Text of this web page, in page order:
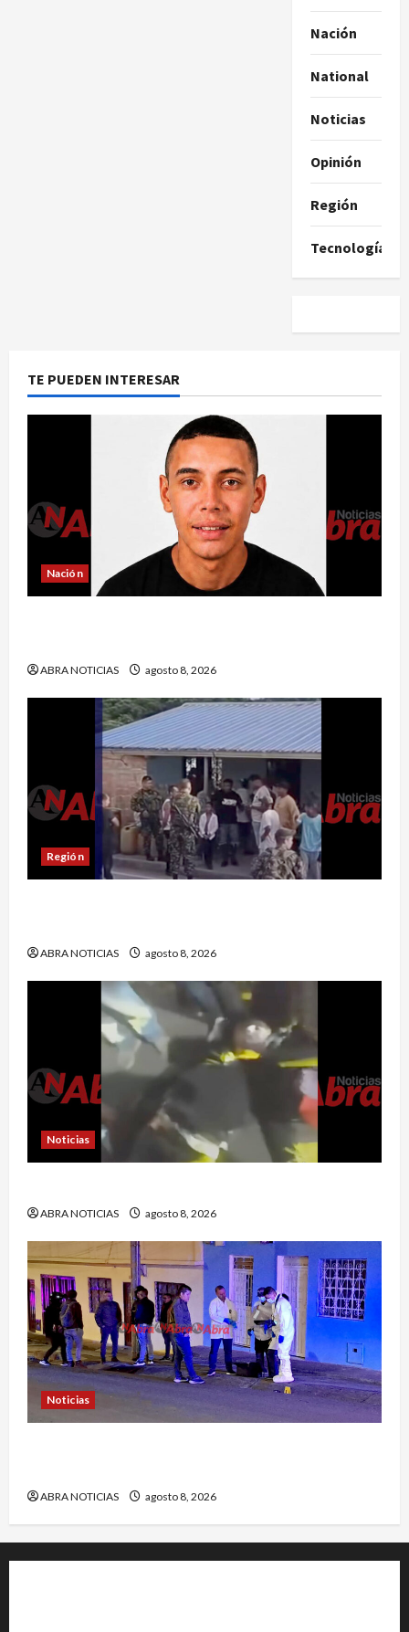
Nación
National
Noticias
Opinión
Región
Tecnología
TE PUEDEN INTERESAR
Nación
ABRA NOTICIAS agosto 8, 2026
Región
ABRA NOTICIAS agosto 8, 2026
Noticias
ABRA NOTICIAS agosto 8, 2026
Noticias
ABRA NOTICIAS agosto 8, 2026